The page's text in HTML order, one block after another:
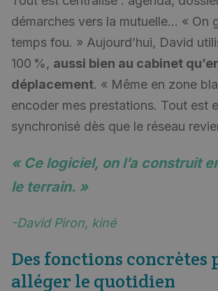
démarches vers la mutuelle… « On
temps fou. » Aujourd’hui, David
100 %, aussi bien au cabinet
déplacement. « Même en zone
encoder mes prestations. Tout est
synchronisé dès que le réseau
« Ce logiciel, on l’a construit
le terrain. »
-David Piron, kiné
Des fonctions concrètes
alléger le quotidien